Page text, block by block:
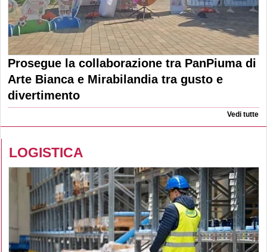
Prosegue la collaborazione tra PanPiuma di
Arte Bianca e Mirabilandia tra gusto e
divertimento
Vedi tutte
LOGISTICA